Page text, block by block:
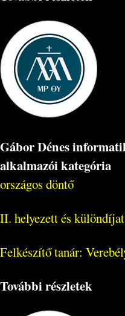
Gábor Dénes
alkalmazói kategória
országos döntő
II. helyezett és
Felkészítő tanár:
További részletek